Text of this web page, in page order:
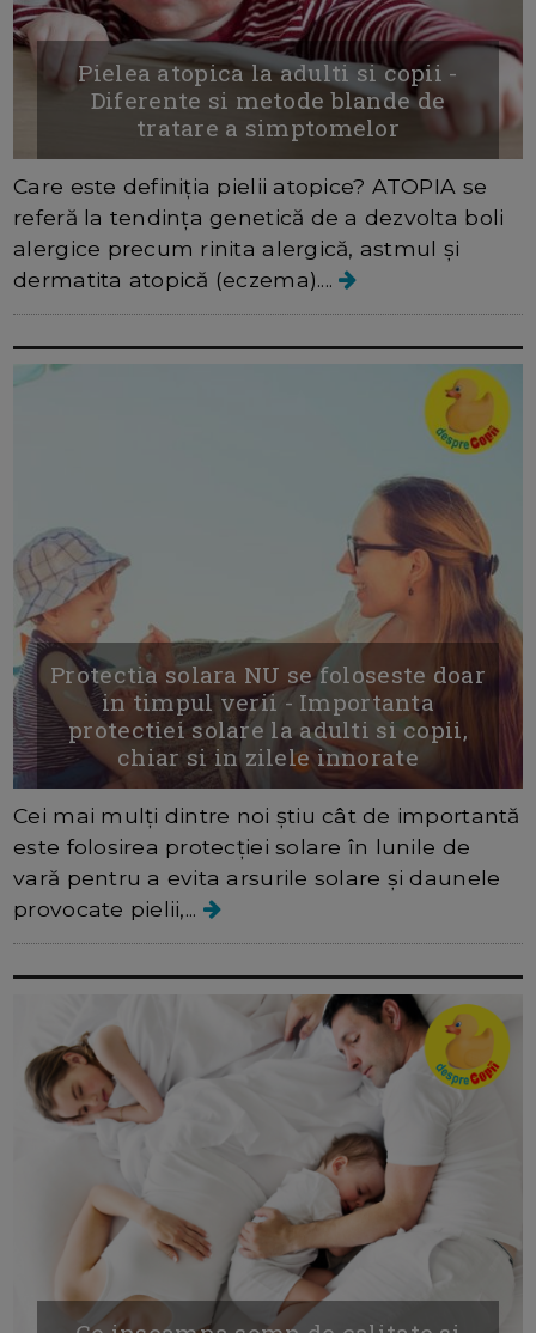
Pielea atopica la adulti si copii -
Diferente si metode blande de
tratare a simptomelor
Care este definiția pielii atopice? ATOPIA se
referă la tendința genetică de a dezvolta boli
alergice precum rinita alergică, astmul și
dermatita atopică (eczema)....
Protectia solara NU se foloseste doar
in timpul verii - Importanta
protectiei solare la adulti si copii,
chiar si in zilele innorate
Cei mai mulți dintre noi știu cât de importantă
este folosirea protecției solare în lunile de
vară pentru a evita arsurile solare și daunele
provocate pielii,...